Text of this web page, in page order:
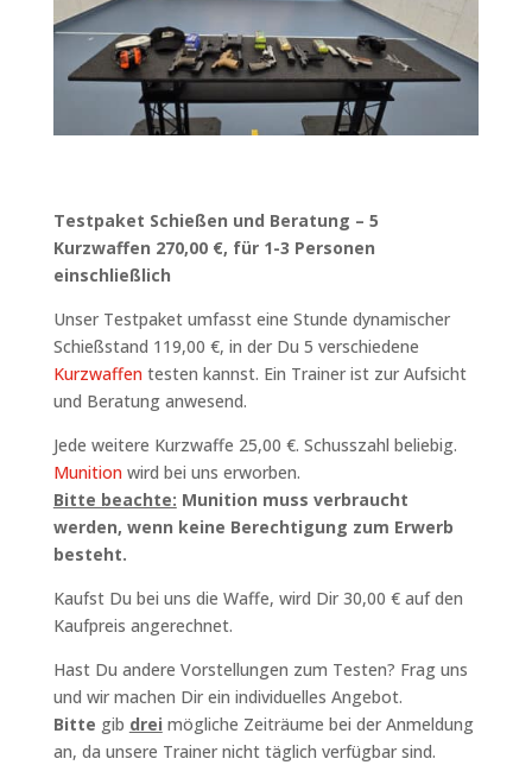
Testpaket Schießen und Beratung – 5
Kurzwaffen 270,00 €, für 1-3 Personen
einschließlich
Unser Testpaket umfasst eine Stunde dynamischer
Schießstand 119,00 €, in der Du 5 verschiedene
Kurzwaffentesten kannst. Ein Trainer ist zur Aufsicht
und Beratung anwesend.
Jede weitere Kurzwaffe 25,00 €. Schusszahl beliebig.
Munitionwird bei uns erworben.
Bitte beachte: Munition muss verbraucht
werden, wenn keine Berechtigung zum Erwerb
besteht.
Kaufst Du bei uns die Waffe, wird Dir 30,00 € auf den
Kaufpreis angerechnet.
Hast Du andere Vorstellungen zum Testen? Frag uns
und wir machen Dir ein individuelles Angebot.
Bitte gib drei mögliche Zeiträume bei der Anmeldung
an, da unsere Trainer nicht täglich verfügbar sind.